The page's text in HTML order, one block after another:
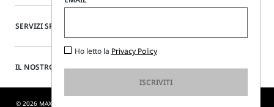
SERVIZI SPECIALI
IL NOSTRO SITO
© 2026 MAX MARA S.R.L. P. IVA NR. 01397620350 - DIFFUSIONE TESSILE S.R.L. P. IVA
Ho letto la Privacy Policy
ISCRIVITI